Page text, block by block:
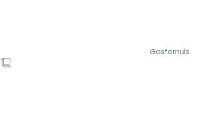
Gasfornuis